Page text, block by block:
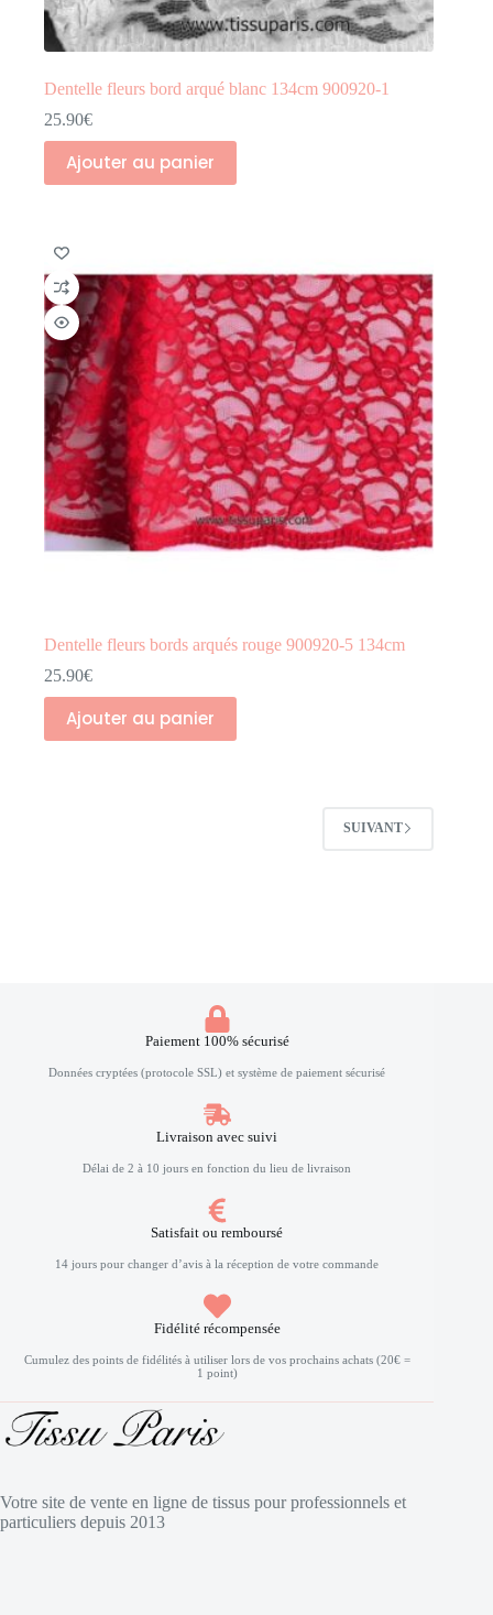
Dentelle fleurs bord arqué blanc 134cm 900920-1
25.90€
Ajouter au panier
Dentelle fleurs bords arqués rouge 900920-5 134cm
25.90€
Ajouter au panier
SUIVANT
Paiement 100% sécurisé
Données cryptées (protocole SSL) et système de paiement sécurisé
Livraison avec suivi
Délai de 2 à 10 jours en fonction du lieu de livraison
Satisfait ou remboursé
14 jours pour changer d’avis à la réception de votre commande
Fidélité récompensée
Cumulez des points de fidélités à utiliser lors de vos prochains achats (20€ =
1 point)
Votre site de vente en ligne de tissus pour professionnels et
particuliers depuis 2013